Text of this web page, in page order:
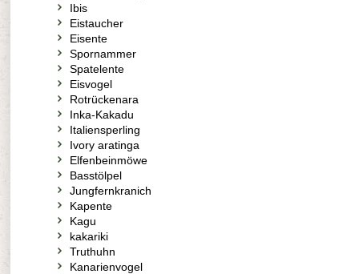
Ibis
Eistaucher
Eisente
Spornammer
Spatelente
Eisvogel
Rotrückenara
Inka-Kakadu
Italiensperling
Ivory aratinga
Elfenbeinmöwe
Basstölpel
Jungfernkranich
Kapente
Kagu
kakariki
Truthuhn
Kanarienvogel